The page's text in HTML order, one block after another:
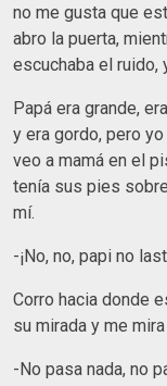
no me gusta que
abro la puerta,
escuchaba el ruido,
Papá era grande,
y era gordo, pero
veo a mamá en el
tenía sus pies
mí.
-¡No, no, papi no
Corro hacia donde
su mirada y me
-No pasa nada, no